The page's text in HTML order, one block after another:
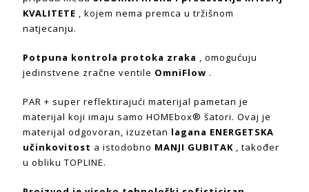
KVALITETE , kojem nema premca u tržišnom
natjecanju.
Potpuna kontrola protoka zraka , omogućuju
jedinstvene zračne ventile OmniFlow .
PAR + super reflektirajući materijal pametan je
materijal koji imaju samo HOMEbox® šatori. Ovaj je
materijal odgovoran, izuzetan lagana ENERGETSKA
učinkovitost a istodobno MANJI GUBITAK , također
u obliku TOPLINE.